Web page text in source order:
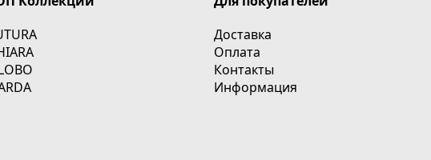
Доставка
Оплата
Контакты
Информация